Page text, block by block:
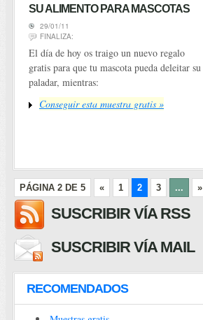
SU ALIMENTO PARA MASCOTAS
29/01/11
FINALIZA:
El día de hoy os traigo un nuevo regalo
gratis para que tu mascota pueda deleitar su
paladar, mientras:
Conseguir esta muestra gratis »
PÁGINA 2 DE 5 « 1 2 3 ... »
SUSCRIBIR VÍA RSS
SUSCRIBIR VÍA MAIL
RECOMENDADOS